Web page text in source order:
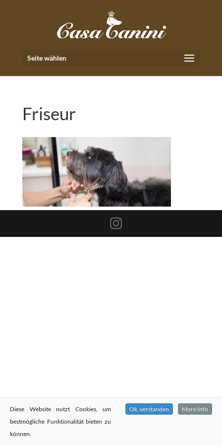
Seite wählen
Friseur
Diese Website nutzt Cookies, um
bestmögliche Funktionalität bieten zu
können.
Ok, verstanden More Info